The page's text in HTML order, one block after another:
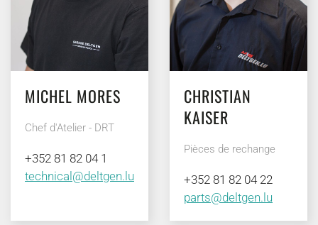
MICHEL MORES
Chef d'Atelier - DRT
+352 81 82 04 1
technical@deltgen.lu
CHRISTIAN
KAISER
Pièces de rechange
+352 81 82 04 22
parts@deltgen.lu